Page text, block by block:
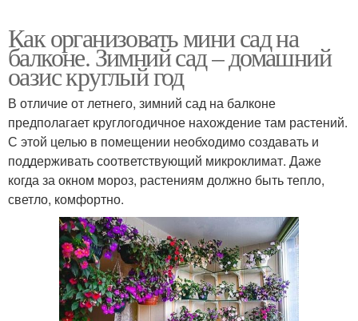
Как организовать мини сад на
балконе. Зимний сад – домашний
оазис круглый год
В отличие от летнего, зимний сад на балконе
предполагает круглогодичное нахождение там растений.
С этой целью в помещении необходимо создавать и
поддерживать соответствующий микроклимат. Даже
когда за окном мороз, растениям должно быть тепло,
светло, комфортно.